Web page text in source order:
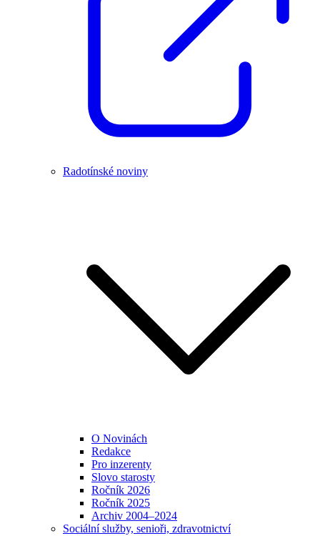
Radotínské noviny
O Novinách
Redakce
Pro inzerenty
Slovo starosty
Ročník 2026
Ročník 2025
Archiv 2004–2024
Sociální služby, senioři, zdravotnictví